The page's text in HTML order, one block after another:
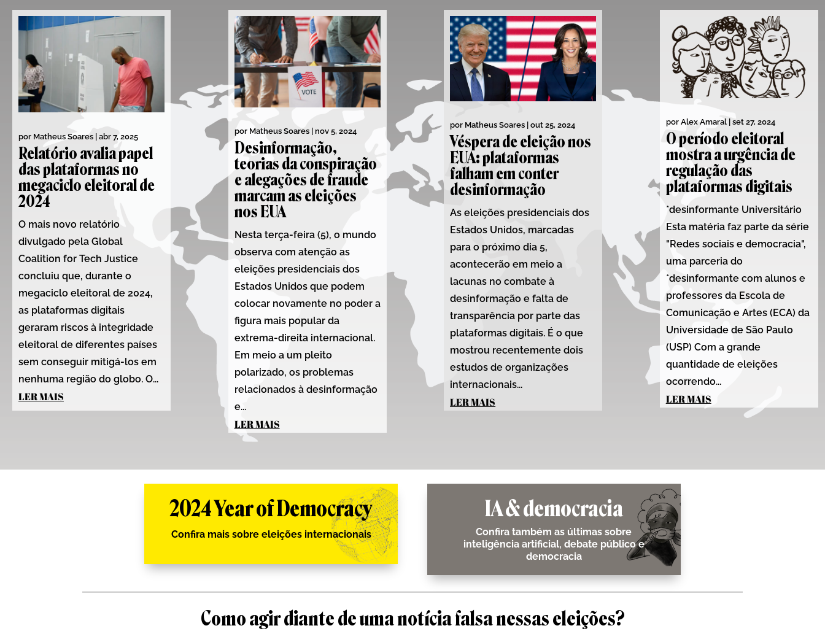
Relatório avalia papel
das plataformas no
megaciclo eleitoral de
2024
por Matheus Soares abr 7, 2025
O mais novo relatório
divulgado pela Global
Coalition for Tech Justice
concluiu que, durante o
megaciclo eleitoral de 2024,
as plataformas digitais
geraram riscos à integridade
eleitoral de diferentes países
sem conseguir mitigá-los em
nenhuma região do globo. O...
LER MAIS
Desinformação,
teorias da conspiração
e alegações de fraude
marcam as eleições
nos EUA
por Matheus Soares| nov 5, 2024
Nesta terça-feira (5), o mundo
observa com atenção as
eleições presidenciais dos
Estados Unidos que podem
colocar novamente no poder a
figura mais popular da
extrema-direita internacional.
Em meio a um pleito
polarizado, os problemas
relacionados à desinformação
e...
LER MAIS
Véspera de eleição nos
EUA: plataformas
falham em conter
desinformação
por Matheus Soares |out 25, 2024
As eleições presidenciais dos
Estados Unidos, marcadas
para o próximo dia 5,
acontecerão em meio a
lacunas no combate à
desinformação e falta de
transparência por parte das
plataformas digitais. É o que
mostrou recentemente dois
estudos de organizações
internacionais...
LER MAIS
O período eleitoral
mostra a urgência de
regulação das
plataformas digitais
por Alex Amaral| set 27, 2024
*desinformante Universitário
Esta matéria faz parte da série
"Redes sociais e democracia",
uma parceria do
*desinformante com alunos e
professores da Escola de
Comunicação e Artes (ECA) da
Universidade de São Paulo
(USP) Com a grande
quantidade de eleições
ocorrendo...
LER MAIS
2024 Year of Democracy
Confira mais sobre eleições internacionais
IA & democracia
Confira também as últimas sobre
inteligência artificial, debate público e
democracia
Como agir diante de uma notícia falsa nessas eleições?